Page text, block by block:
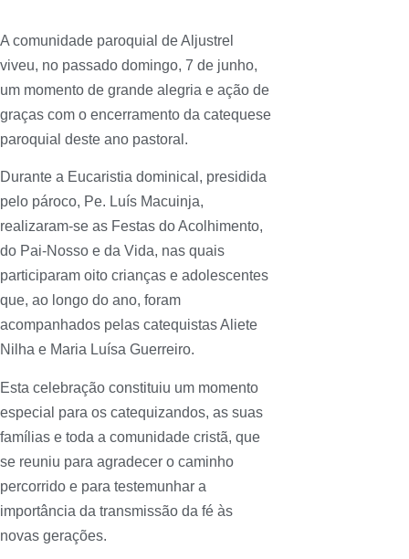
A comunidade paroquial de Aljustrel
viveu, no passado domingo, 7 de junho,
um momento de grande alegria e ação de
graças com o encerramento da catequese
paroquial deste ano pastoral.
Durante a Eucaristia dominical, presidida
pelo pároco, Pe. Luís Macuinja,
realizaram-se as Festas do Acolhimento,
do Pai-Nosso e da Vida, nas quais
participaram oito crianças e adolescentes
que, ao longo do ano, foram
acompanhados pelas catequistas Aliete
Nilha e Maria Luísa Guerreiro.
Esta celebração constituiu um momento
especial para os catequizandos, as suas
famílias e toda a comunidade cristã, que
se reuniu para agradecer o caminho
percorrido e para testemunhar a
importância da transmissão da fé às
novas gerações.